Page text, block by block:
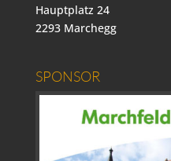
Hauptplatz 24
2293 Marchegg
SPONSOR